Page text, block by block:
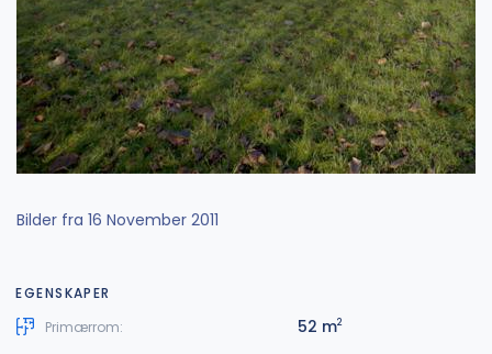
Bilder fra 16 November 2011
EGENSKAPER
Primærrom:
52 m2